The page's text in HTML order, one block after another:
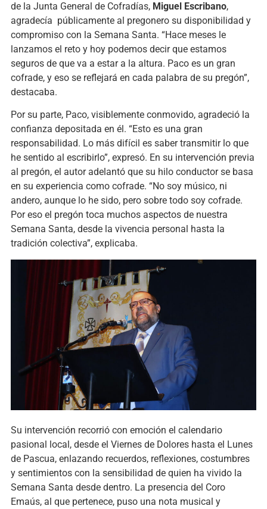
de la Junta General de Cofradías, Miguel Escribano,
agradecía públicamente al pregonero su disponibilidad y
compromiso con la Semana Santa. “Hace meses le
lanzamos el reto y hoy podemos decir que estamos
seguros de que va a estar a la altura. Paco es un gran
cofrade, y eso se reflejará en cada palabra de su pregón”,
destacaba.
Por su parte, Paco, visiblemente conmovido, agradeció la
confianza depositada en él. “Esto es una gran
responsabilidad. Lo más difícil es saber transmitir lo que
he sentido al escribirlo”, expresó. En su intervención previa
al pregón, el autor adelantó que su hilo conductor se basa
en su experiencia como cofrade. “No soy músico, ni
andero, aunque lo he sido, pero sobre todo soy cofrade.
Por eso el pregón toca muchos aspectos de nuestra
Semana Santa, desde la vivencia personal hasta la
tradición colectiva”, explicaba.
Su intervención recorrió con emoción el calendario
pasional local, desde el Viernes de Dolores hasta el Lunes
de Pascua, enlazando recuerdos, reflexiones, costumbres
y sentimientos con la sensibilidad de quien ha vivido la
Semana Santa desde dentro. La presencia del Coro
Emaús, al que pertenece, puso una nota musical y